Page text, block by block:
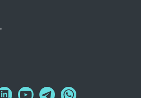
CollegamentoCollegamento
CollegamentoCollegamento